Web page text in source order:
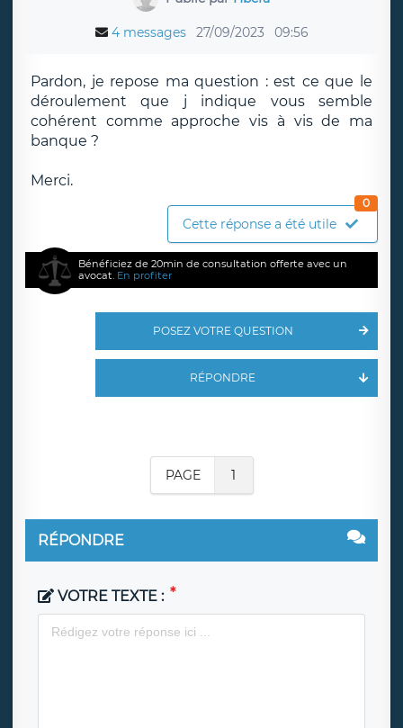
4 messages 27/09/2023 09:56
Pardon, je repose ma question : est ce que le
déroulement que j indique vous semble
cohérent comme approche vis à vis de ma
banque ?
Merci.
Cette réponse a été utile
0
Bénéficiez de 20min de consultation offerte avec un
avocat. En profiter
POSEZ VOTRE QUESTION
RÉPONDRE
PAGE 1
RÉPONDRE
VOTRE TEXTE :